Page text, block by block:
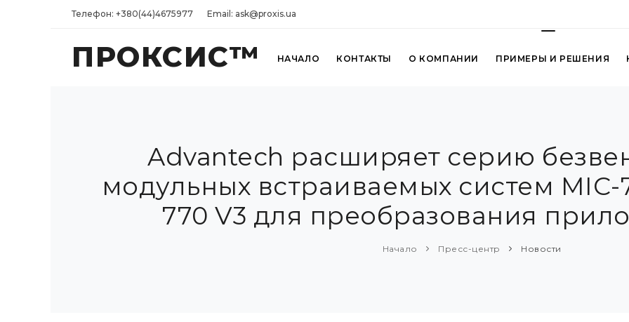
Телефон: +380(44)4675977 Email: ask@proxis.ua
ПРОКСИС™ НАЧАЛО КОНТАКТЫ О КОМПАНИИ ПРИМЕРЫ И РЕШЕНИЯ
Advantech расширяет серию
модульных встраиваемых систем MIC-
770 V3 для преобразования
Начало Пресс-центр Новости